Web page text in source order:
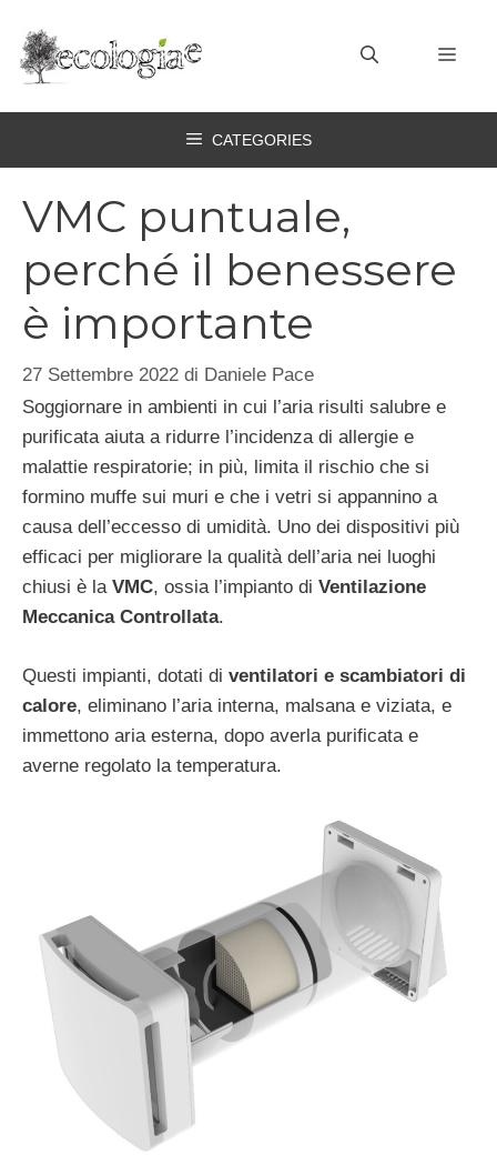
contenuto
CATEGORIES
VMC puntuale,
perché il benessere
è importante
27 Settembre 2022 di Daniele Pace
Soggiornare in ambienti in cui l’aria risulti salubre e
purificata aiuta a ridurre l’incidenza di allergie e
malattie respiratorie; in più, limita il rischio che si
formino muffe sui muri e che i vetri si appannino a
causa dell’eccesso di umidità. Uno dei dispositivi più
efficaci per migliorare la qualità dell’aria nei luoghi
chiusi è la VMC, ossia l’impianto di Ventilazione
Meccanica Controllata.
Questi impianti, dotati di ventilatori e scambiatori di
calore, eliminano l’aria interna, malsana e viziata, e
immettono aria esterna, dopo averla purificata e
averne regolato la temperatura.